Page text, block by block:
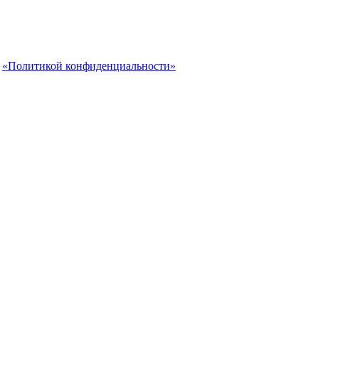
«Политикой конфиденциальности»